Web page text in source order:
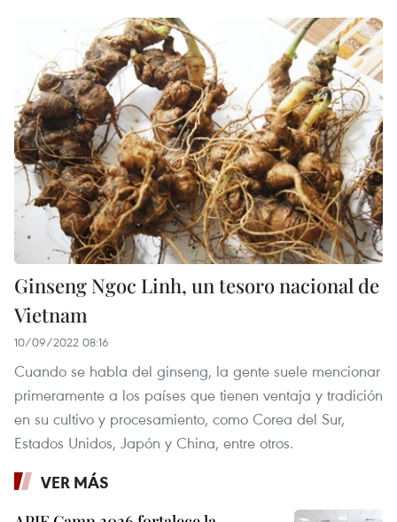
Ginseng Ngoc Linh, un tesoro nacional de
Vietnam
10/09/2022 08:16
Cuando se habla del ginseng, la gente suele mencionar
primeramente a los países que tienen ventaja y tradición
en su cultivo y procesamiento, como Corea del Sur,
Estados Unidos, Japón y China, entre otros.
VER MÁS